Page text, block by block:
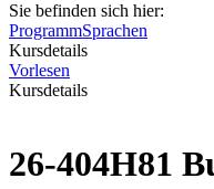
Sie befinden sich hier:
ProgrammSprachen
Kursdetails
Vorlesen
Kursdetails
26-404H81